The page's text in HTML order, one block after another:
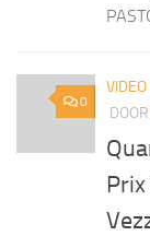
0
VIDEO
DOOR